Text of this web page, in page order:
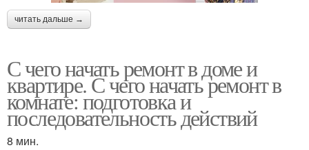
читать дальше →
С чего начать ремонт в доме и
квартире. С чего начать ремонт в
комнате: подготовка и
последовательность действий
8 мин.